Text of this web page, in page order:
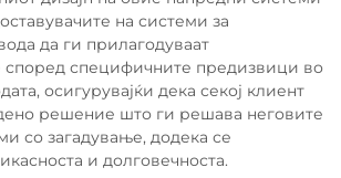
на системи за
да ги прилагодуваат
според специфичните предизвици во
осигурувајќи дека секој клиент
решение што ги решава неговите
со загадување, додека се
и долговечноста.